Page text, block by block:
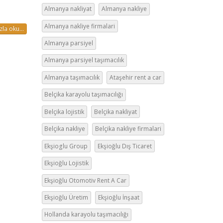
oku...
Almanya nakliyat Almanya nakliye
Almanya nakliye firmalari
Almanya parsiyel
Almanya parsiyel taşımacılık
Almanya taşımacılık Ataşehir rent a car
Belçika karayolu taşımacılığı
Belçika lojistik Belçika nakliyat
Belçika nakliye Belçika nakliye firmalari
Ekşioglu Group Ekşioğlu Dış Ticaret
Ekşioğlu Lojistik
Ekşioğlu Otomotiv Rent A Car
Ekşioğlu Üretim Ekşioğlu İnşaat
Hollanda karayolu taşımacılığı